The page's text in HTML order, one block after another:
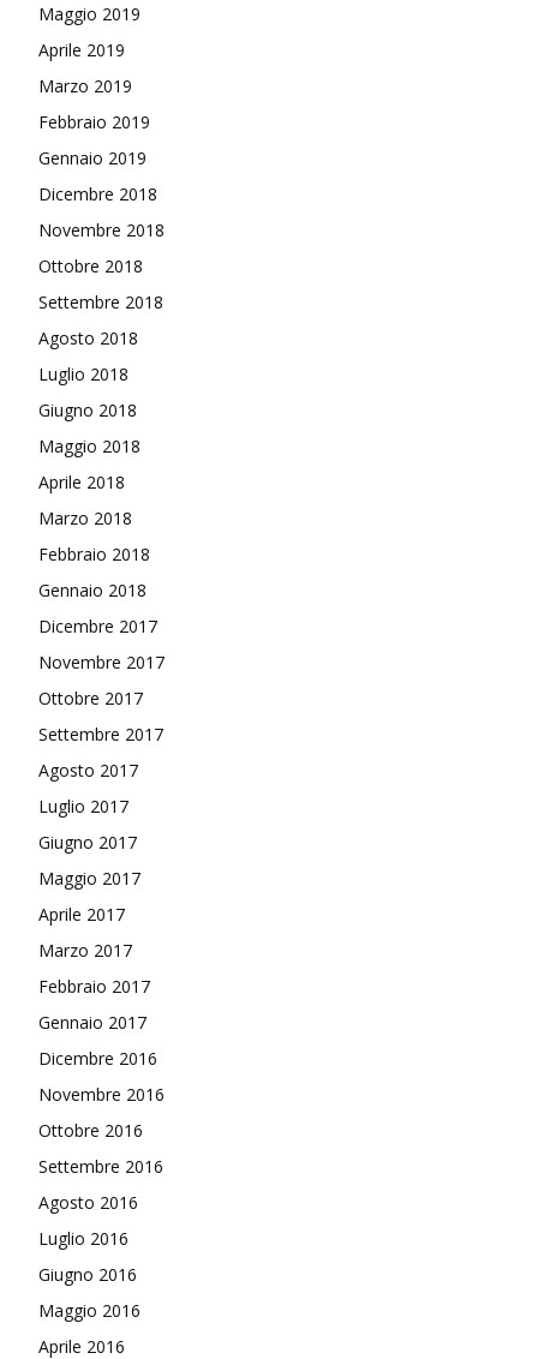
Maggio 2019
Aprile 2019
Marzo 2019
Febbraio 2019
Gennaio 2019
Dicembre 2018
Novembre 2018
Ottobre 2018
Settembre 2018
Agosto 2018
Luglio 2018
Giugno 2018
Maggio 2018
Aprile 2018
Marzo 2018
Febbraio 2018
Gennaio 2018
Dicembre 2017
Novembre 2017
Ottobre 2017
Settembre 2017
Agosto 2017
Luglio 2017
Giugno 2017
Maggio 2017
Aprile 2017
Marzo 2017
Febbraio 2017
Gennaio 2017
Dicembre 2016
Novembre 2016
Ottobre 2016
Settembre 2016
Agosto 2016
Luglio 2016
Giugno 2016
Maggio 2016
Aprile 2016